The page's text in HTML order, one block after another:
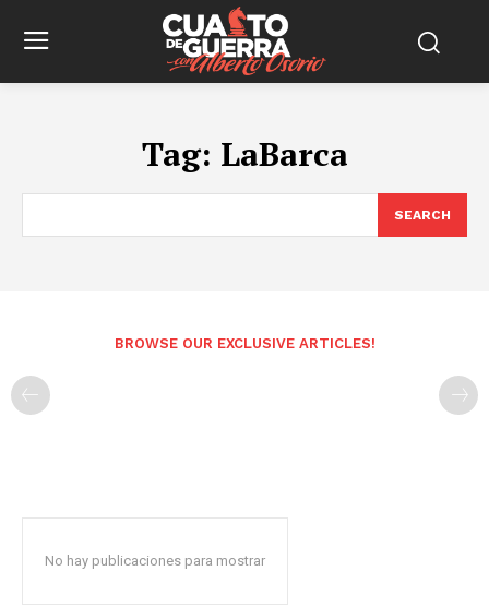
Tag: LaBarca
SEARCH
BROWSE OUR EXCLUSIVE ARTICLES!
No hay publicaciones para mostrar